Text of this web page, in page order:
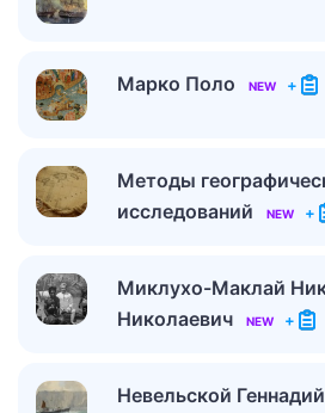
Марко Поло NEW +
Методы
исследований
NEW +
Миклухо-Маклай
Николаевич
NEW +
Невельской